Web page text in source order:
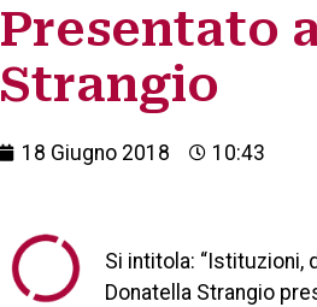
Presentato
Strangio
18 Giugno 2018 10:43
Si intitola: “Istituzioni,
Donatella Strangio